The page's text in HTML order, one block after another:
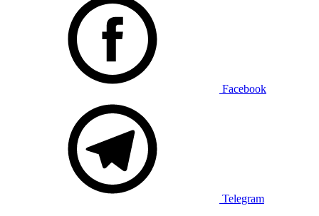
Facebook
Telegram